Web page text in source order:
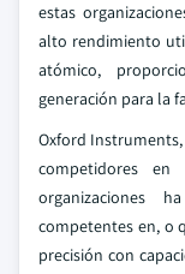
estas
alto rendimiento
atómico,
generación para la
Oxford Instruments,
competidores
organizaciones
competentes en, o
precisión con